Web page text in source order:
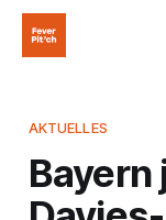
AKTUELLES
Bayern